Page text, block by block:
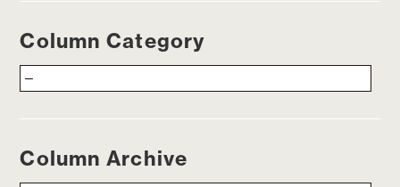
Column Category
Column Archive